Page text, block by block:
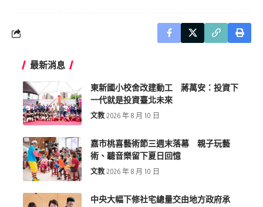
最新消息
東新國小校舍改建動工 蔣萬安：投資下
一代就是投資臺北未來
文教 2026 年 8 月 10 日
嘉市桃喜藝術節三週末落幕 親子玩藝
術、聽音樂留下夏日回憶
文教 2026 年 8 月 10 日
中央大幅下修社宅總量交由地方政府承